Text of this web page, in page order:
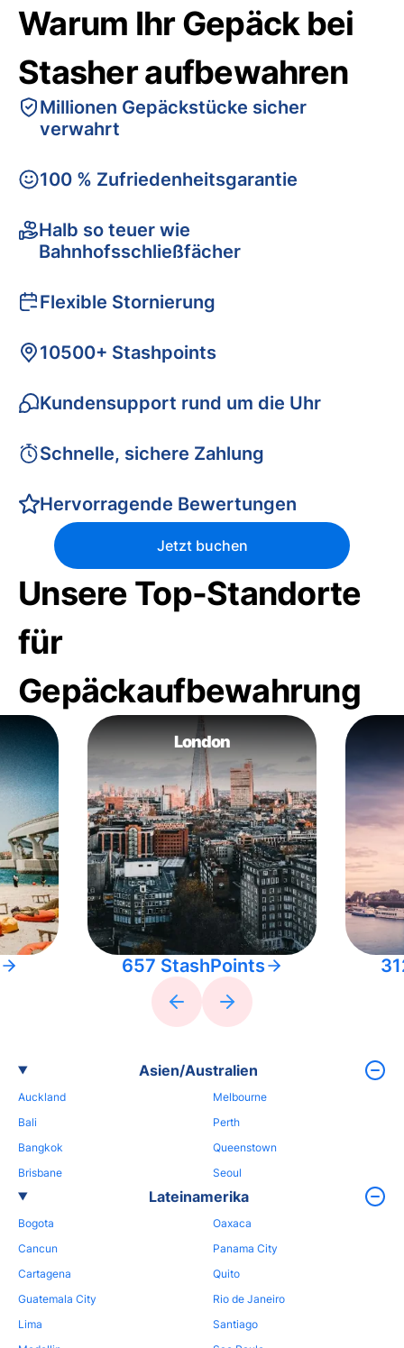
Warum Ihr Gepäck bei
Stasher aufbewahren
Millionen Gepäckstücke sicher
verwahrt
100 % Zufriedenheitsgarantie
Halb so teuer wie
Bahnhofsschließfächer
Flexible Stornierung
10500+ Stashpoints
Kundensupport rund um die Uhr
Schnelle, sichere Zahlung
Hervorragende Bewertungen
Jetzt buchen
Unsere Top-Standorte
für
Gepäckaufbewahrung
London
657 StashPoints
Asien/Australien
Auckland
Bali
Bangkok
Brisbane
Melbourne
Perth
Queenstown
Seoul
Lateinamerika
Bogota
Cancun
Cartagena
Guatemala City
Lima
Oaxaca
Panama City
Quito
Rio de Janeiro
Santiago